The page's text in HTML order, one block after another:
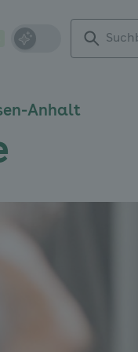
Suchbegriff
Anhalt